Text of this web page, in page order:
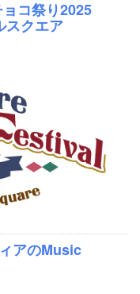
コ祭り2025
クエア
アのMusic